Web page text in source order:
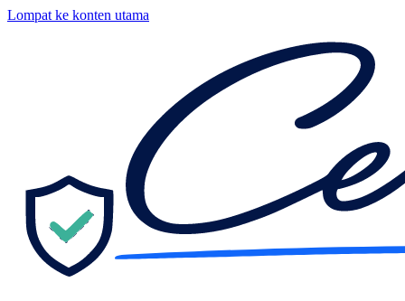
Lompat ke konten utama